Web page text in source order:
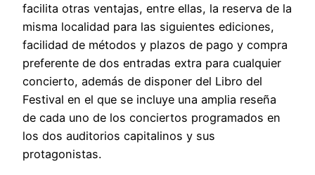
facilita otras ventajas, entre ellas, la reserva de la
misma localidad para las siguientes ediciones,
facilidad de métodos y plazos de pago y compra
preferente de dos entradas extra para cualquier
concierto, además de disponer del Libro del
Festival en el que se incluye una amplia reseña
de cada uno de los conciertos programados en
los dos auditorios capitalinos y sus
protagonistas.